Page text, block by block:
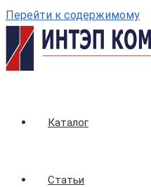
Перейти к содержимому
Каталог
Статьи